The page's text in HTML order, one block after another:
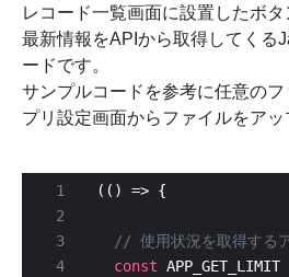
レコード一覧画面に設置したボタ
最新情報をAPIから取得してくる
ードです。
サンプルコードを参考に任意の
プリ設定画面からファイルをアッ
  1
  3
  4
const APP_GET_LIMIT